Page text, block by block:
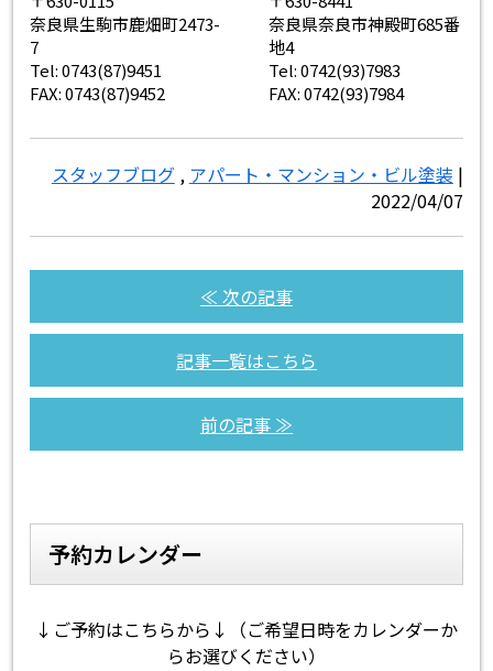
奈良県生駒市鹿畑町2473-
7
Tel: 0743(87)9451
FAX: 0743(87)9452
奈良県奈良市神殿町685番
地4
Tel: 0742(93)7983
FAX: 0742(93)7984
スタッフブログ, アパート・マンション・ビル塗装 |
2022/04/07
≪ 次の記事
記事一覧はこちら
前の記事 ≫
予約カレンダー
↓ご予約はこちらから↓（ご希望日時をカレンダーか
らお選びください）